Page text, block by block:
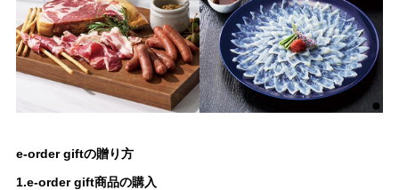
e-order giftの贈り方
1.e-order gift商品の購入